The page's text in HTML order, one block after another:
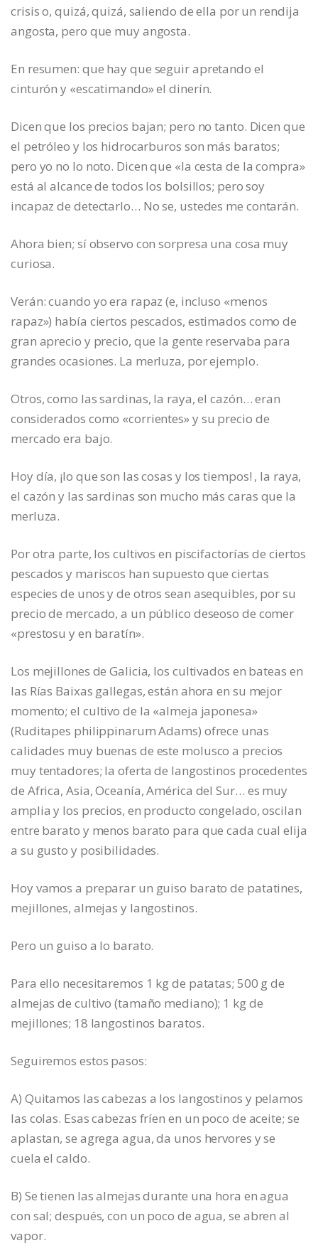
crisis o, quizá, quizá, saliendo de ella por un rendija
angosta, pero que muy angosta.
En resumen: que hay que seguir apretando el
cinturón y «escatimando» el dinerín.
Dicen que los precios bajan; pero no tanto. Dicen que
el petróleo y los hidrocarburos son más baratos;
pero yo no lo noto. Dicen que «la cesta de la compra»
está al alcance de todos los bolsillos; pero soy
incapaz de detectarlo… No se, ustedes me contarán.
Ahora bien; sí observo con sorpresa una cosa muy
curiosa.
Verán: cuando yo era rapaz (e, incluso «menos
rapaz») había ciertos pescados, estimados como de
gran aprecio y precio, que la gente reservaba para
grandes ocasiones. La merluza, por ejemplo.
Otros, como las sardinas, la raya, el cazón… eran
considerados como «corrientes» y su precio de
mercado era bajo.
Hoy día, ¡lo que son las cosas y los tiempos! , la raya,
el cazón y las sardinas son mucho más caras que la
merluza.
Por otra parte, los cultivos en piscifactorías de ciertos
pescados y mariscos han supuesto que ciertas
especies de unos y de otros sean asequibles, por su
precio de mercado, a un público deseoso de comer
«prestosu y en baratín».
Los mejillones de Galicia, los cultivados en bateas en
las Rías Baixas gallegas, están ahora en su mejor
momento; el cultivo de la «almeja japonesa»
(Ruditapes philippinarum Adams) ofrece unas
calidades muy buenas de este molusco a precios
muy tentadores; la oferta de langostinos procedentes
de Africa, Asia, Oceanía, América del Sur… es muy
amplia y los precios, en producto congelado, oscilan
entre barato y menos barato para que cada cual elija
a su gusto y posibilidades.
Hoy vamos a preparar un guiso barato de patatines,
mejillones, almejas y langostinos.
Pero un guiso a lo barato.
Para ello necesitaremos 1 kg de patatas; 500 g de
almejas de cultivo (tamaño mediano); 1 kg de
mejillones; 18 langostinos baratos.
Seguiremos estos pasos:
A) Quitamos las cabezas a los langostinos y pelamos
las colas. Esas cabezas fríen en un poco de aceite; se
aplastan, se agrega agua, da unos hervores y se
cuela el caldo.
B) Se tienen las almejas durante una hora en agua
con sal; después, con un poco de agua, se abren al
vapor.